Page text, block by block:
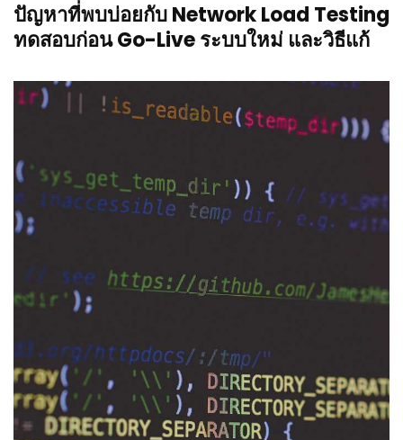
ปัญหาที่พบบ่อยกับ Network Load Testing
ทดสอบก่อน Go-Live ระบบใหม่ และวิธีแก้